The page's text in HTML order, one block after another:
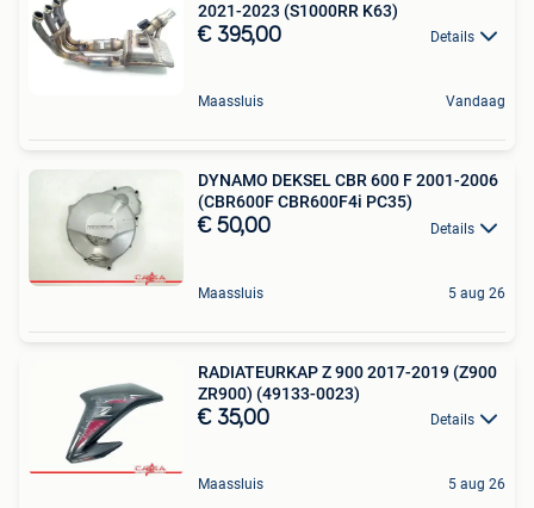
2021-2023 (S1000RR K63)
€ 395,00 Details
Maassluis Vandaag
DYNAMO DEKSEL CBR 600 F 2001-2006
(CBR600F CBR600F4i PC35)
€ 50,00 Details
Maassluis 5 aug 26
RADIATEURKAP Z 900 2017-2019 (Z900
ZR900) (49133-0023)
€ 35,00 Details
Maassluis 5 aug 26